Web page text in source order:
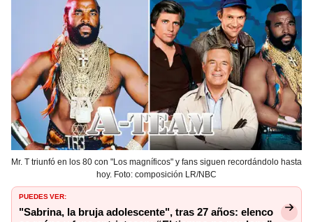
Mr. T triunfó en los 80 con "Los magníficos" y fans siguen recordándolo hasta
hoy. Foto: composición LR/NBC
PUEDES VER:
"Sabrina, la bruja adolescente", tras 27 años: elenco